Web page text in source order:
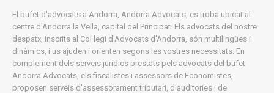
El bufet d'advocats a Andorra, Andorra Advocats, es troba ubicat al
centre d'Andorra la Vella, capital del Principat. Els advocats del nostre
despatx, inscrits al Col·legi d'Advocats d'Andorra, són multilingües i
dinàmics, i us ajuden i orienten segons les vostres necessitats. En
complement dels serveis jurídics prestats pels advocats del bufet
Andorra Advocats, els fiscalistes i assessors de Economistes,
proposen serveis d'assessorament tributari, d'auditories i de